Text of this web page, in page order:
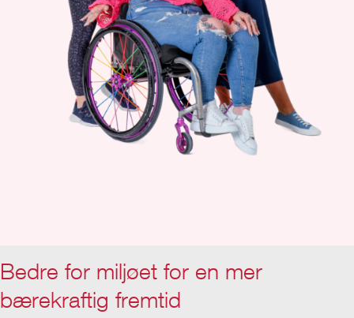
Bedre for miljøet for en mer
bærekraftig fremtid